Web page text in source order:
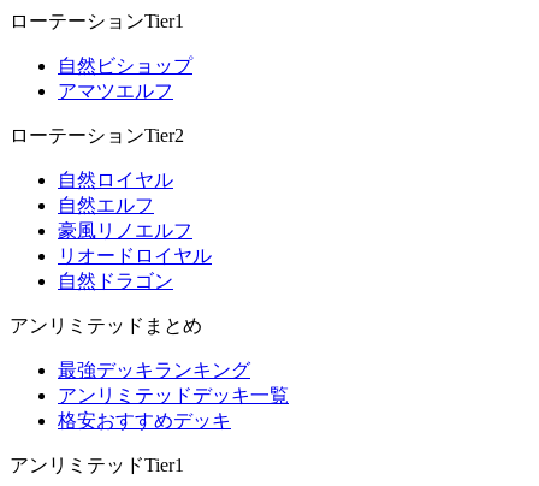
ローテーションTier1
自然ビショップ
アマツエルフ
ローテーションTier2
自然ロイヤル
自然エルフ
豪風リノエルフ
リオードロイヤル
自然ドラゴン
アンリミテッドまとめ
最強デッキランキング
アンリミテッドデッキ一覧
格安おすすめデッキ
アンリミテッドTier1